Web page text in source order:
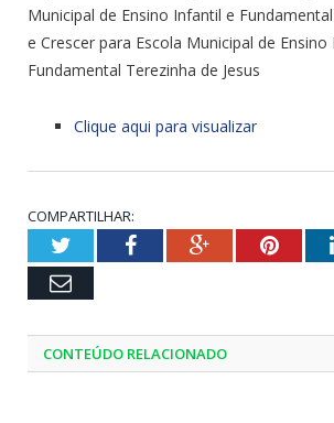
Municipal de Ensino Infantil e
e Crescer para Escola Municipal de Ensino
Fundamental Terezinha de Jesus
Clique aqui para visualizar
COMPARTILHAR:
TwitterFacebookGoogle+
Email
CONTEÚDO RELACIONADO